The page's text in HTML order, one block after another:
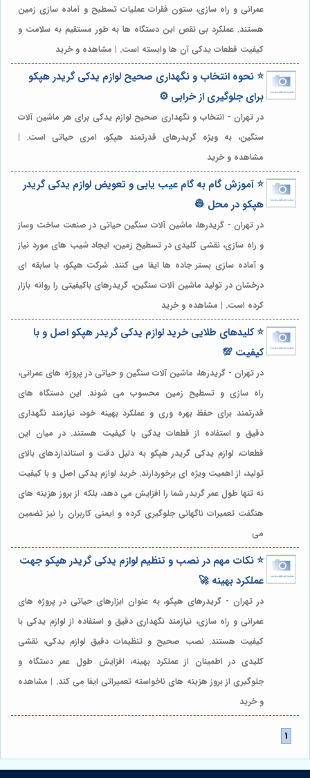
عمرانی و راه سازی، ستون فقرات عملیات تسطیح و آماده سازی زمین
هستند. عملکرد بی نقص این دستگاه ها به طور مستقیم به سلامت و
کیفیت قطعات یدکی آن ها وابسته است. | مشاهده و خرید
⭐️ نحوه انتخاب و نگهداری صحیح لوازم یدکی گریدر هپکو
برای جلوگیری از خرابی ⚙️
در تهران - انتخاب و نگهداری صحیح لوازم یدکی برای هر ماشین آلات
سنگین، به ویژه گریدرهای قدرتمند هپکو، امری حیاتی است. |
مشاهده و خرید
⭐️ آموزش گام به گام عیب یابی و تعویض لوازم یدکی گریدر
هپکو در محل 👷
در تهران - گریدرها، ماشین آلات سنگین حیاتی در صنعت ساخت وساز
و راه سازی، نقشی کلیدی در تسطیح زمین، ایجاد شیب های مورد نیاز
و آماده سازی بستر جاده ها ایفا می کنند. شرکت هپکو، با سابقه ای
درخشان در تولید ماشین آلات سنگین، گریدرهای باکیفیتی را روانه بازار
کرده است. | مشاهده و خرید
⭐️ کلیدهای طلایی خرید لوازم یدکی گریدر هپکو اصل و با
کیفیت 💯
در تهران - گریدرها، ماشین آلات سنگین و حیاتی در پروژه های عمرانی،
راه سازی و تسطیح زمین محسوب می شوند. این دستگاه های
قدرتمند برای حفظ بهره وری و عملکرد بهینه خود، نیازمند نگهداری
دقیق و استفاده از قطعات یدکی با کیفیت هستند. در میان این
قطعات، لوازم یدکی گریدر هپکو به دلیل دقت و استانداردهای بالای
تولید، از اهمیت ویژه ای برخوردارند. خرید لوازم یدکی اصل و با کیفیت
نه تنها طول عمر گریدر شما را افزایش می دهد، بلکه از بروز هزینه های
هنگفت تعمیرات ناگهانی جلوگیری کرده و ایمنی کاربران را نیز تضمین
می
⭐️ نکات مهم در نصب و تنظیم لوازم یدکی گریدر هپکو جهت
عملکرد بهینه 🚀
در تهران - گریدرهای هپکو، به عنوان ابزارهای حیاتی در پروژه های
عمرانی و راه سازی، نیازمند نگهداری دقیق و استفاده از لوازم یدکی با
کیفیت هستند. نصب صحیح و تنظیمات دقیق لوازم یدکی، نقشی
کلیدی در اطمینان از عملکرد بهینه، افزایش طول عمر دستگاه و
جلوگیری از بروز هزینه های ناخواسته تعمیراتی ایفا می کند. | مشاهده
و خرید